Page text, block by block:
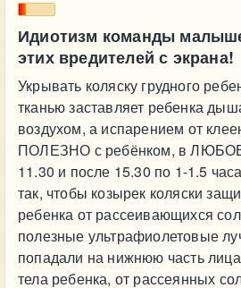
Идиотизм команды
этих вредителей с экрана!
Укрывать коляску грудного
тканью заставляет ребенка
воздухом, а испарением от
ПОЛЕЗНО с ребёнком, в
11.30 и после 15.30 по 1-1.5
так, чтобы козырек коляски
ребенка от рассеивающихся
полезные ультрафиолетовые
попадали на нижнюю часть
тела ребенка, от рассеянных